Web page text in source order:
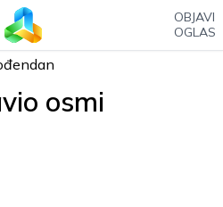
OBJAVI
OGLAS
osmi